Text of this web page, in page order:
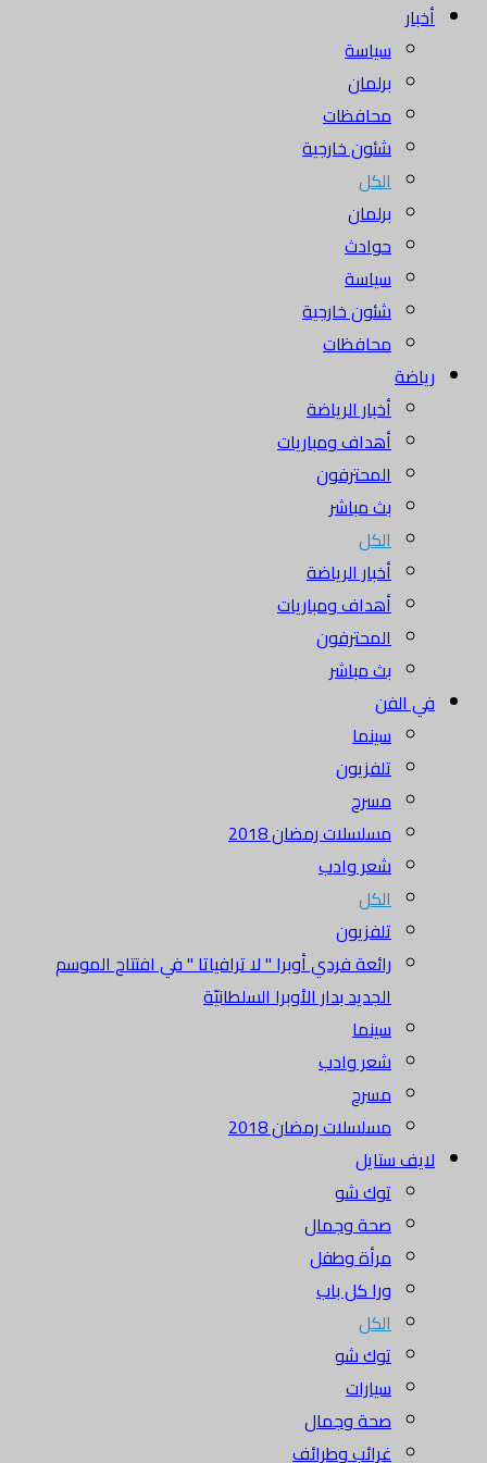
أخبار
سياسة
برلمان
محافظات
شئون خارجية
الكل
برلمان
حوادث
سياسة
شئون خارجية
محافظات
رياضة
أخبار الرياضة
أهداف ومباريات
المحترفون
بث مباشر
الكل
أخبار الرياضة
أهداف ومباريات
المحترفون
بث مباشر
في الفن
سينما
تلفزيون
مسرح
مسلسلات رمضان 2018
شعر وادب
الكل
تلفزيون
رائعة فردي أوبرا " لا ترافياتا " في افتتاح الموسم
الجديد بدار الأوبرا السلطانيّة
سينما
شعر وادب
مسرح
مسلسلات رمضان 2018
لايف ستايل
توك شو
صحة وجمال
مرأة وطفل
ورا كل باب
الكل
توك شو
سيارات
صحة وجمال
غرائب وطرائف